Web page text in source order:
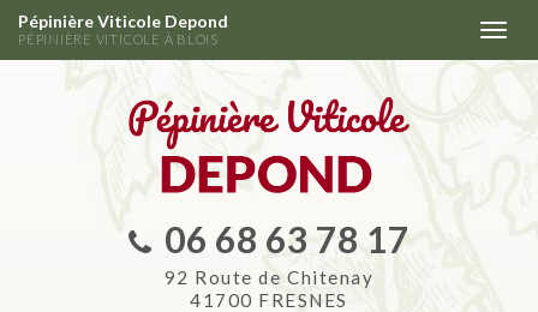
Aller
au
Pépinière Viticole Depond
PÉPINIÈRE VITICOLE À BLOIS
06 68 63 78 17
92 Route de Chitenay
41700 FRESNES